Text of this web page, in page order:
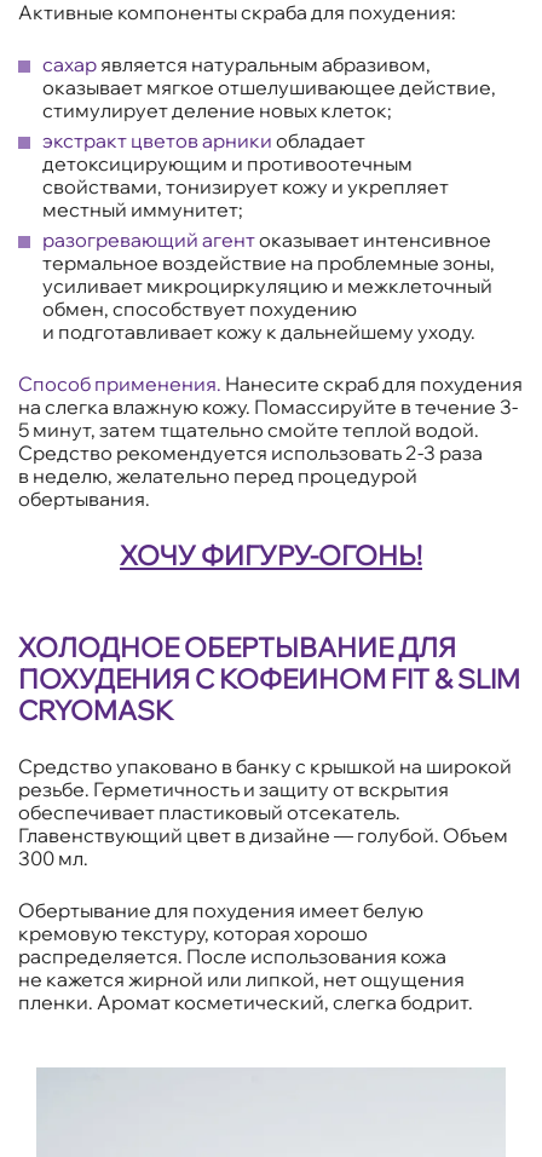
Активные компоненты скраба для похудения:
сахар является натуральным абразивом,
оказывает мягкое отшелушивающее действие,
стимулирует деление новых клеток;
экстракт цветов арники обладает
детоксицирующим и противоотечным
свойствами, тонизирует кожу и укрепляет
местный иммунитет;
разогревающий агентоказывает интенсивное
термальное воздействие на проблемные зоны,
усиливает микроциркуляцию и межклеточный
обмен, способствует похудению
и подготавливает кожу к дальнейшему уходу.
Способ применения. Нанесите скраб для похудения
на слегка влажную кожу. Помассируйте в течение 3-
5 минут, затем тщательно смойте теплой водой.
Средство рекомендуется использовать 2-3 раза
в неделю, желательно перед процедурой
обертывания.
ХОЧУ ФИГУРУ-ОГОНЬ!
ХОЛОДНОЕ ОБЕРТЫВАНИЕ ДЛЯ
ПОХУДЕНИЯ С КОФЕИНОМ FIT & SLIM
CRYOMASK
Средство упаковано в банку с крышкой на широкой
резьбе. Герметичность и защиту от вскрытия
обеспечивает пластиковый отсекатель.
Главенствующий цвет в дизайне — голубой. Объем
300 мл.
Обертывание для похудения имеет белую
кремовую текстуру, которая хорошо
распределяется. После использования кожа
не кажется жирной или липкой, нет ощущения
пленки. Аромат косметический, слегка бодрит.